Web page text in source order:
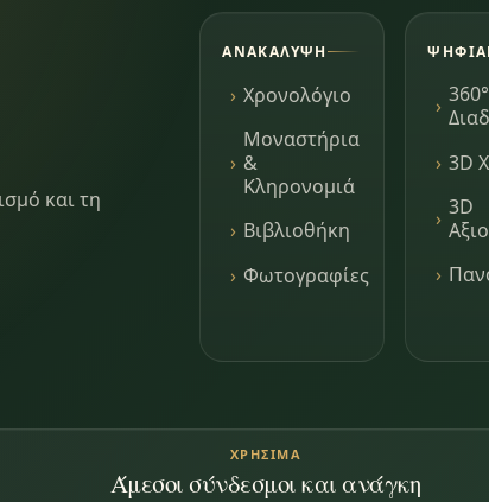
και τη
ΑΝΑΚΆΛΥΨΗ
Χρονολόγιο
Μοναστήρια
&
Κληρονομιά
Βιβλιοθήκη
Φωτογραφίες
360°
3D
3D
ΧΡΉΣΙΜΑ
Άμεσοι σύνδεσμοι και ανάγκη